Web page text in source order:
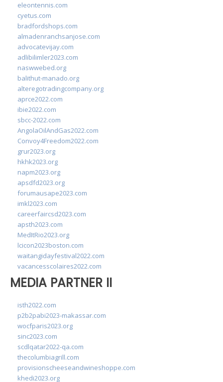
eleontennis.com
cyetus.com
bradfordshops.com
almadenranchsanjose.com
advocatevijay.com
adlibilimler2023.com
naswwebed.org
balithut-manado.org
alteregotradingcompany.org
aprce2022.com
ibie2022.com
sbcc-2022.com
AngolaOilAndGas2022.com
Convoy4Freedom2022.com
grur2023.org
hkhk2023.org
napm2023.org
apsdfd2023.org
forumausape2023.com
imkl2023.com
careerfaircsd2023.com
apsth2023.com
MedItRio2023.org
lcicon2023boston.com
waitangidayfestival2022.com
vacancesscolaires2022.com
MEDIA PARTNER II
isth2022.com
p2b2pabi2023-makassar.com
wocfparis2023.org
sinc2023.com
scdlqatar2022-qa.com
thecolumbiagrill.com
provisionscheeseandwineshoppe.com
khedi2023.org